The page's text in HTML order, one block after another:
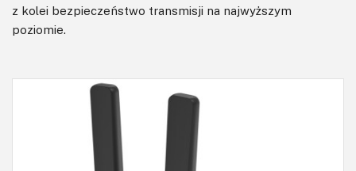
z kolei bezpieczeństwo transmisji na najwyższym
poziomie.